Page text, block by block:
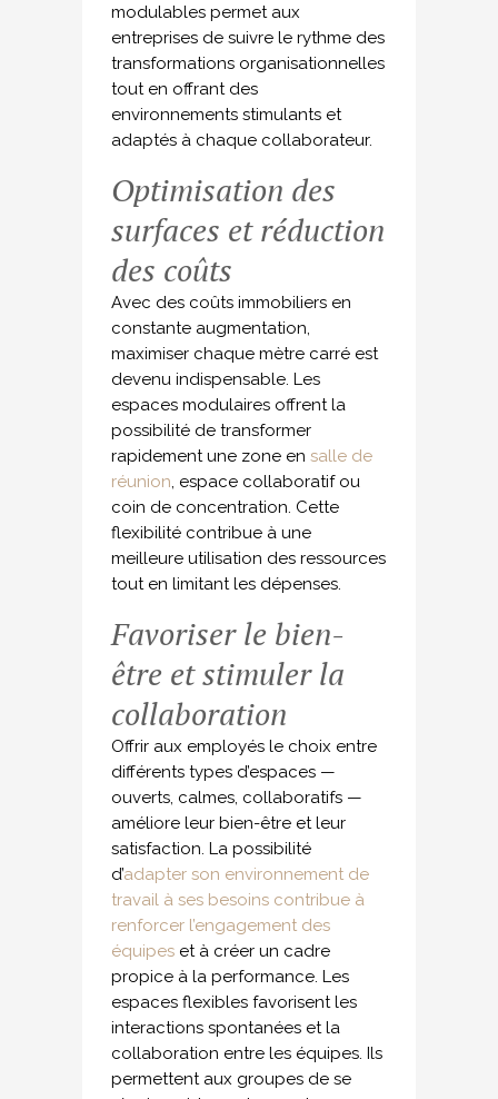
modulables permet aux
entreprises de suivre le rythme des
transformations organisationnelles
tout en offrant des
environnements stimulants et
adaptés à chaque collaborateur.
Optimisation des
surfaces et réduction
des coûts
Avec des coûts immobiliers en
constante augmentation,
maximiser chaque mètre carré est
devenu indispensable. Les
espaces modulaires offrent la
possibilité de transformer
rapidement une zone en salle de
réunion , espace collaboratif ou
coin de concentration. Cette
flexibilité contribue à une
meilleure utilisation des ressources
tout en limitant les dépenses.
Favoriser le bien-
être et stimuler la
collaboration
Offrir aux employés le choix entre
différents types d’espaces —
ouverts, calmes, collaboratifs —
améliore leur bien-être et leur
satisfaction. La possibilité
d’adapter son environnement de
travail à ses besoins contribue à
renforcer l’engagement des
équipes et à créer un cadre
propice à la performance. Les
espaces flexibles favorisent les
interactions spontanées et la
collaboration entre les équipes. Ils
permettent aux groupes de se